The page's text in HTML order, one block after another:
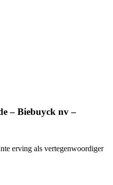
– Biebuyck nv –
erving als vertegenwoordiger